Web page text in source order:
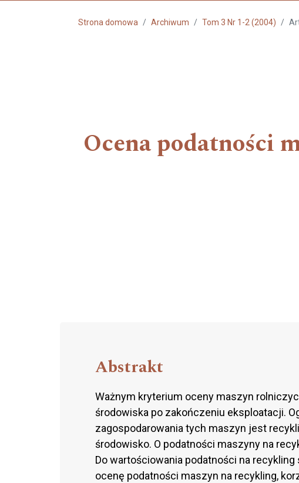
Strona domowa Archiwum Tom 3 Nr 1-2 (2004)
Ocena podatności
Abstrakt
Ważnym kryterium oceny maszyn
środowiska po zakończeniu eksploatacji.
zagospodarowania tych maszyn jest
środowisko. O podatności maszyny na
Do wartościowania podatności na
ocenę podatności maszyn na recykling,